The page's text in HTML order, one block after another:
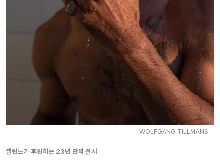
WOLFGANG TILLMANS
셀린느가 후원하는 23년 만의 전시